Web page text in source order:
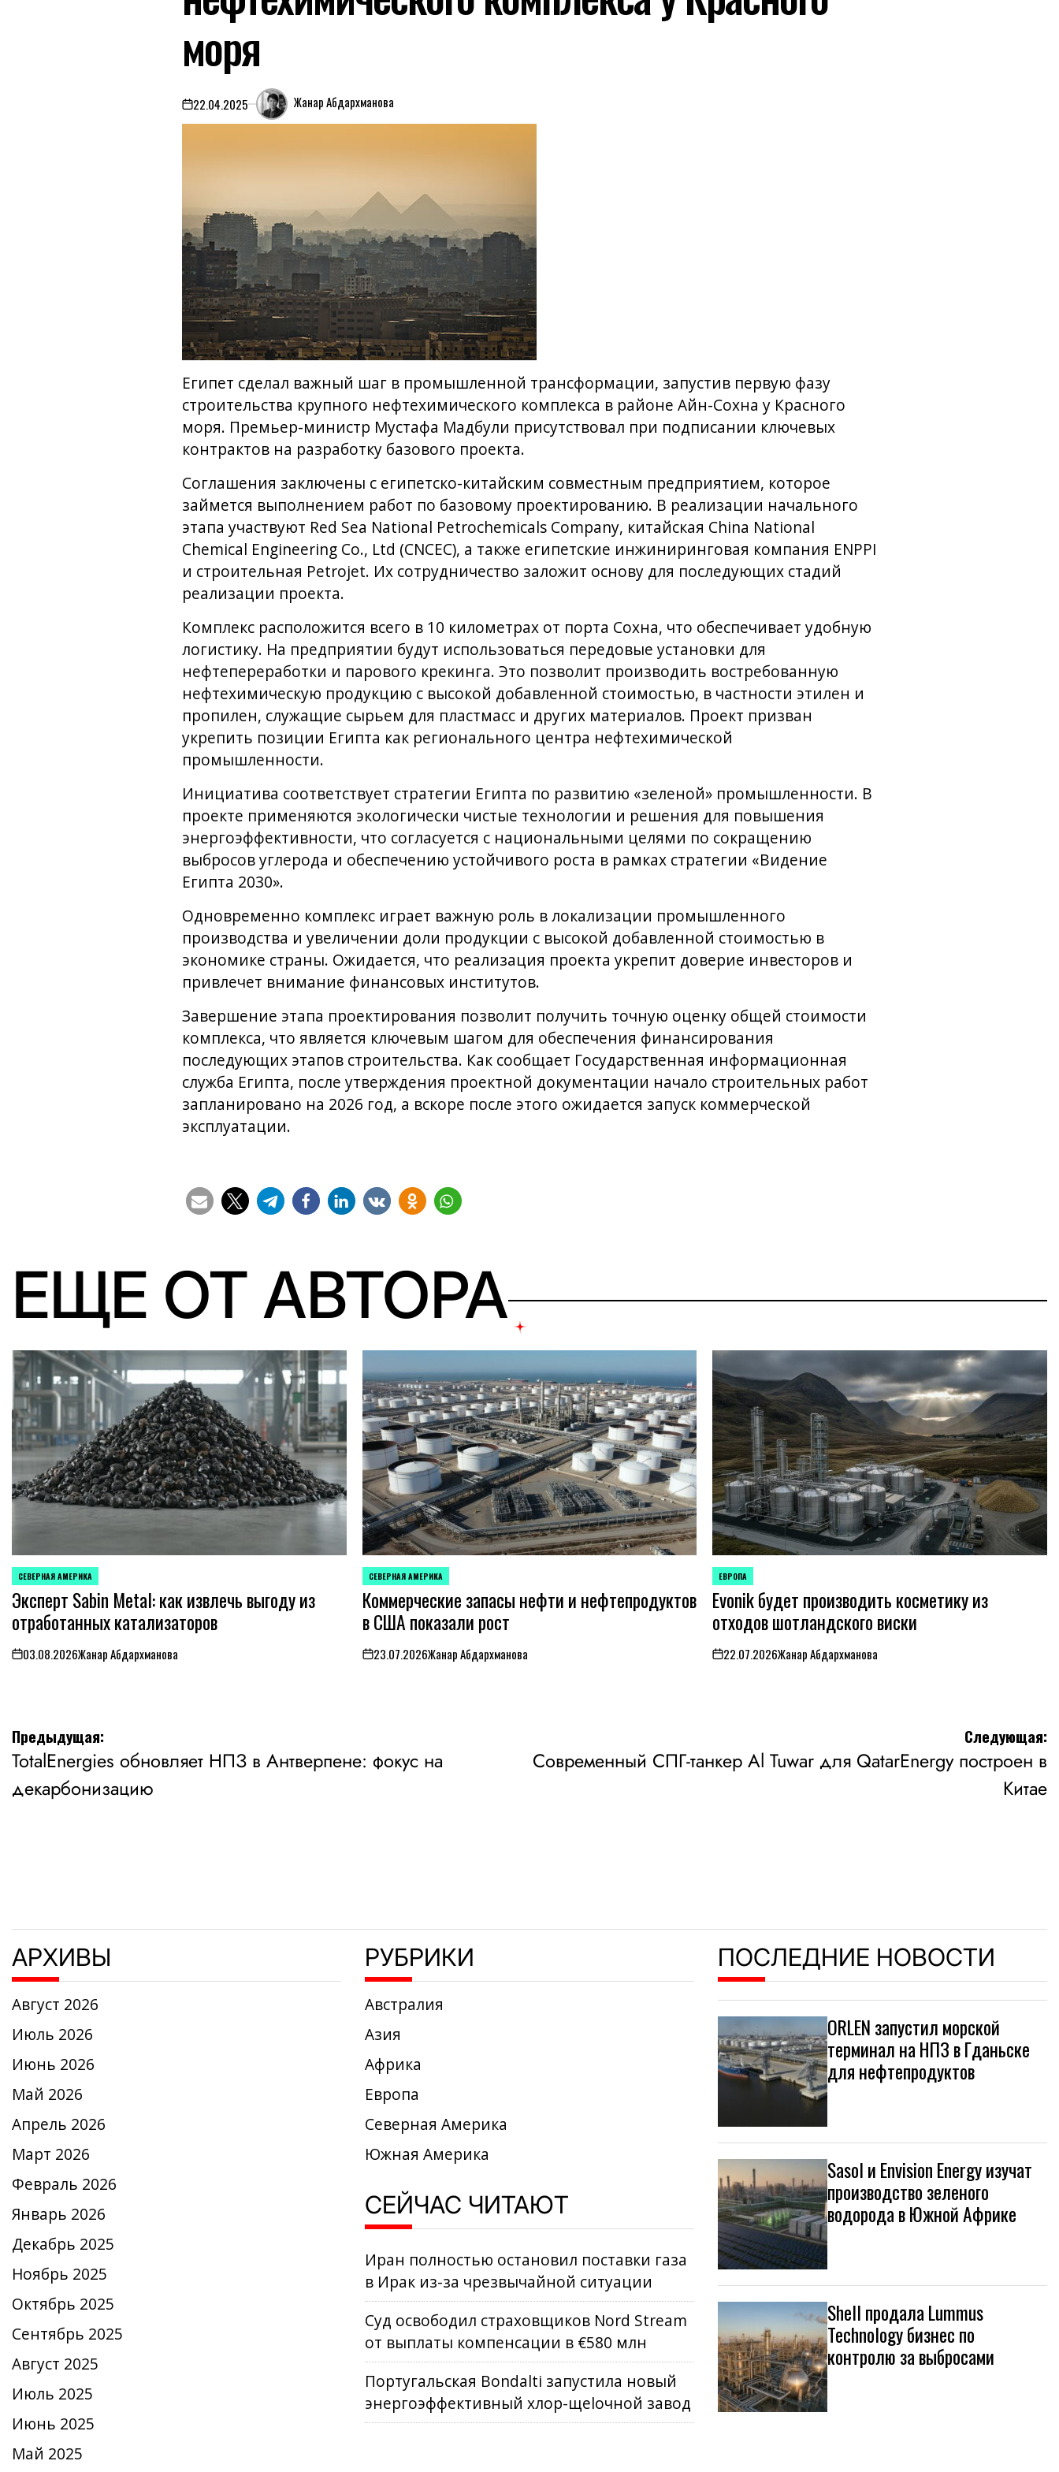
моря
on22.04.2025 Жанар Абдархманова
Египет сделал важный шаг в промышленной трансформации, запустив первую фазу
строительства крупного нефтехимического комплекса в районе Айн-Сохна у Красного
моря. Премьер-министр Мустафа Мадбули присутствовал при подписании ключевых
контрактов на разработку базового проекта.
Соглашения заключены с египетско-китайским совместным предприятием, которое
займется выполнением работ по базовому проектированию. В реализации начального
этапа участвуют Red Sea National Petrochemicals Company, китайская China National
Chemical Engineering Co., Ltd (CNCEC), а также египетские инжиниринговая компания ENPPI
и строительная Petrojet. Их сотрудничество заложит основу для последующих стадий
реализации проекта.
Комплекс расположится всего в 10 километрах от порта Сохна, что обеспечивает удобную
логистику. На предприятии будут использоваться передовые установки для
нефтепереработки и парового крекинга. Это позволит производить востребованную
нефтехимическую продукцию с высокой добавленной стоимостью, в частности этилен и
пропилен, служащие сырьем для пластмасс и других материалов. Проект призван
укрепить позиции Египта как регионального центра нефтехимической
промышленности.
Инициатива соответствует стратегии Египта по развитию «зеленой» промышленности. В
проекте применяются экологически чистые технологии и решения для повышения
энергоэффективности, что согласуется с национальными целями по сокращению
выбросов углерода и обеспечению устойчивого роста в рамках стратегии «Видение
Египта 2030».
Одновременно комплекс играет важную роль в локализации промышленного
производства и увеличении доли продукции с высокой добавленной стоимостью в
экономике страны. Ожидается, что реализация проекта укрепит доверие инвесторов и
привлечет внимание финансовых институтов.
Завершение этапа проектирования позволит получить точную оценку общей стоимости
комплекса, что является ключевым шагом для обеспечения финансирования
последующих этапов строительства. Как сообщает Государственная информационная
служба Египта, после утверждения проектной документации начало строительных работ
запланировано на 2026 год, а вскоре после этого ожидается запуск коммерческой
эксплуатации.
ЕЩЕ ОТ АВТОРА
ОПУБЛИКОВАНО
В
СЕВЕРНАЯ АМЕРИКА
Эксперт Sabin Metal: как извлечь выгоду из
отработанных катализаторов
on03.08.2026Жанар Абдархманова
ОПУБЛИКОВАНО
В
СЕВЕРНАЯ АМЕРИКА
Коммерческие запасы нефти и нефтепродуктов
в США показали рост
on23.07.2026Жанар Абдархманова
ОПУБЛИКОВАНО
В
ЕВРОПА
Evonik будет производить косметику из
отходов шотландского виски
on22.07.2026Жанар Абдархманова
Навигация
по
записям
Предыдущая:
TotalEnergies обновляет НПЗ в Антверпене: фокус на
декарбонизацию
Следующая:
Современный СПГ-танкер Al Tuwar для QatarEnergy построен в
Китае
АРХИВЫ
Август 2026
Июль 2026
Июнь 2026
Май 2026
Апрель 2026
Март 2026
Февраль 2026
Январь 2026
Декабрь 2025
Ноябрь 2025
Октябрь 2025
Сентябрь 2025
Август 2025
Июль 2025
Июнь 2025
Май 2025
РУБРИКИ
Австралия
Азия
Африка
Европа
Северная Америка
Южная Америка
СЕЙЧАС ЧИТАЮТ
Иран полностью остановил поставки газа
в Ирак из-за чрезвычайной ситуации
Суд освободил страховщиков Nord Stream
от выплаты компенсации в €580 млн
Португальская Bondalti запустила новый
энергоэффективный хлор-щеloчнoй завод
ПОСЛЕДНИЕ НОВОСТИ
ORLEN запустил морской
терминал на НПЗ в Гданьске
для нефтепродуктов
Sasol и Envision Energy изучат
производство зеленого
водорода в Южной Африке
Shell продала Lummus
Technology бизнес по
контролю за выбросами